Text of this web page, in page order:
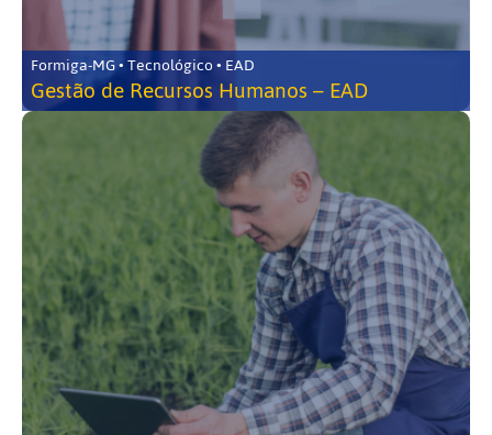
Formiga-MG • Tecnológico • EAD
Gestão de Recursos Humanos – EAD